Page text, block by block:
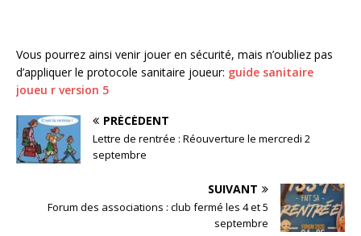
Vous pourrez ainsi venir jouer en sécurité, mais n’oubliez pas
d’appliquer le protocole sanitaire joueur: guide sanitaire
joueu r version 5
PRÉCÉDENT
Lettre de rentrée : Réouverture le mercredi 2
septembre
SUIVANT
Forum des associations : club fermé les 4 et 5
septembre